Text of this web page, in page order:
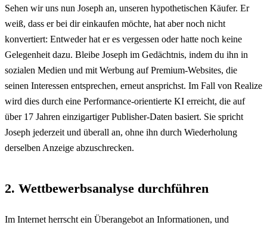
Sehen wir uns nun Joseph an, unseren hypothetischen Käufer. Er
weiß, dass er bei dir einkaufen möchte, hat aber noch nicht
konvertiert: Entweder hat er es vergessen oder hatte noch keine
Gelegenheit dazu. Bleibe Joseph im Gedächtnis, indem du ihn in
sozialen Medien und mit Werbung auf Premium-Websites, die
seinen Interessen entsprechen, erneut ansprichst. Im Fall von Realize
wird dies durch eine Performance-orientierte KI erreicht, die auf
über 17 Jahren einzigartiger Publisher-Daten basiert. Sie spricht
Joseph jederzeit und überall an, ohne ihn durch Wiederholung
derselben Anzeige abzuschrecken.
2. Wettbewerbsanalyse durchführen
Im Internet herrscht ein Überangebot an Informationen, und